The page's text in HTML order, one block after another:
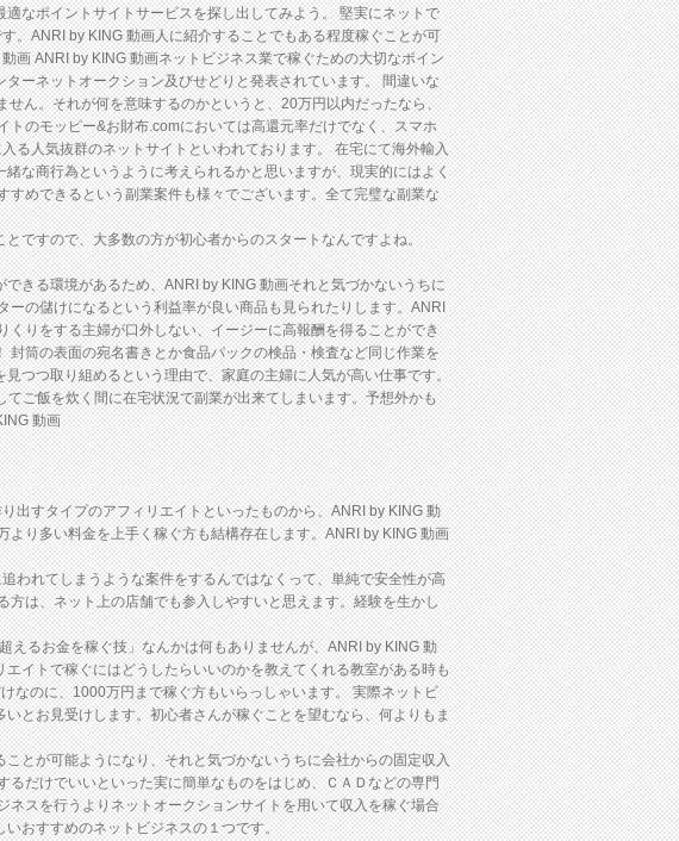
なポイントサイトサービスを探し出してみよう。 堅実にネットで
。ANRI by KING 動画人に紹介することでもある程度稼ぐことが可
画 ANRI by KING 動画ネットビジネス業で稼ぐための大切なポイン
ーネットオークション及びせどりと発表されています。 間違いな
ん。それが何を意味するのかというと、20万円以内だったなら、
のモッピー&お財布.comにおいては高還元率だけでなく、スマホ
る人気抜群のネットサイトといわれております。 在宅にて海外輸入
な商行為というように考えられるかと思いますが、現実的にはよく
めできるという副業案件も様々でございます。全て完璧な副業な
ですので、大多数の方が初心者からのスタートなんですよね。
きる環境があるため、ANRI by KING 動画それと気づかないうちに
の儲けになるという利益率が良い商品も見られたりします。ANRI
りをする主婦が口外しない、イージーに高報酬を得ることができ
筒の表面の宛名書きとか食品パックの検品・検査など同じ作業を
つつ取り組めるという理由で、家庭の主婦に人気が高い仕事です。
ご飯を炊く間に在宅状況で副業が出来てしまいます。予想外かも
動画
出すタイプのアフィリエイトといったものから、ANRI by KING 動
り多い料金を上手く稼ぐ方も結構存在します。ANRI by KING 動画
われてしまうような案件をするんではなくって、単純で安全性が高
は、ネット上の店舗でも参入しやすいと思えます。経験を生かし
るお金を稼ぐ技」なんかは何もありませんが、ANRI by KING 動
イトで稼ぐにはどうしたらいいのかを教えてくれる教室がある時も
なのに、1000万円まで稼ぐ方もいらっしゃいます。 実際ネットビ
とお見受けします。初心者さんが稼ぐことを望むなら、何よりもま
とが可能ようになり、それと気づかないうちに会社からの固定収入
だけでいいといった実に簡単なものをはじめ、ＣＡＤなどの専門
スを行うよりネットオークションサイトを用いて収入を稼ぐ場合
おすすめのネットビジネスの１つです。